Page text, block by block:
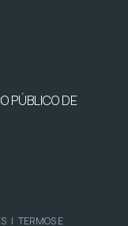
PÚBLICO DE
| TERMOS E